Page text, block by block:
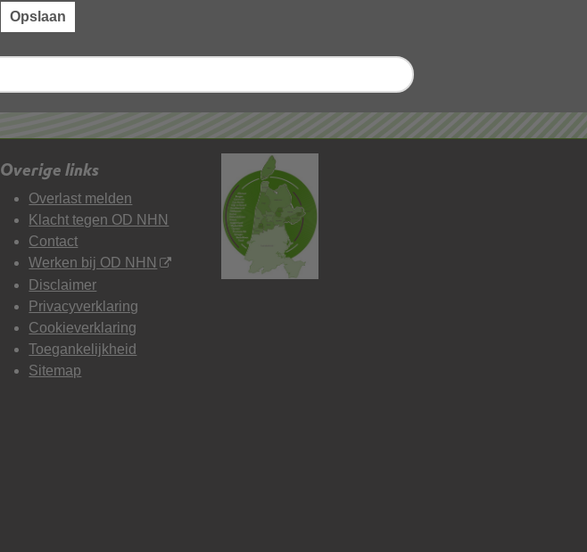
Opslaan
Overige links
Overlast melden
Klacht tegen OD NHN
Contact
Werken bij OD NHN
Disclaimer
Privacyverklaring
Cookieverklaring
Toegankelijkheid
Sitemap